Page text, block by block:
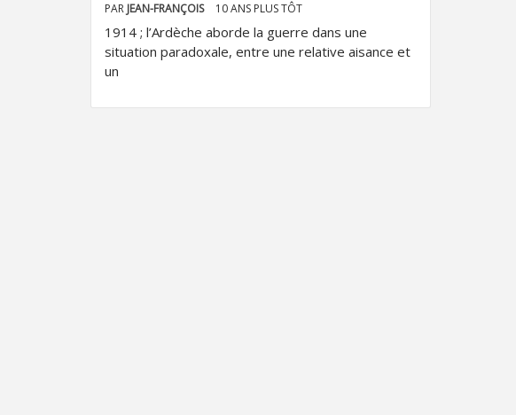
PAR JEAN-FRANÇOIS 10 ANS PLUS TÔT
1914 ; l’Ardèche aborde la guerre dans une
situation paradoxale, entre une relative aisance et
un